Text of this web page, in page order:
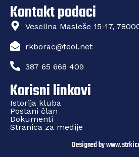
Kontakt podaci
Veselina Masleše 15-17,
rkborac@teol.net
387 65 668 409
Korisni linkovi
Istorija kluba
Postani član
Dokumenti
Stranica za medije
Designed by